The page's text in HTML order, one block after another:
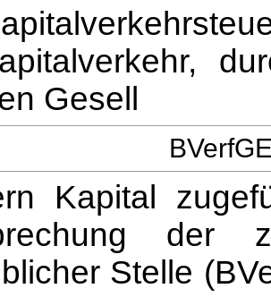
Gesell
Kapital
der
Stelle